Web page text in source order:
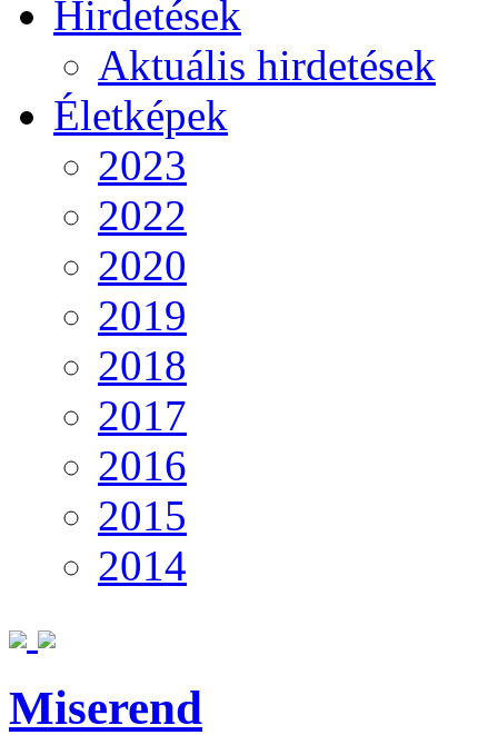
Hirdetések
Aktuális hirdetések
Életképek
2023
2022
2020
2019
2018
2017
2016
2015
2014
Miserend